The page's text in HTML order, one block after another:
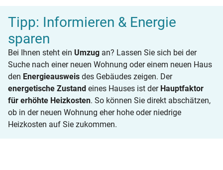
Tipp: Informieren & Energie
sparen
Bei Ihnen steht ein Umzug an? Lassen Sie sich bei der
Suche nach einer neuen Wohnung oder einem neuen Haus
den Energieausweis des Gebäudes zeigen. Der
energetische Zustand eines Hauses ist der Hauptfaktor
für erhöhte Heizkosten. So können Sie direkt abschätzen,
ob in der neuen Wohnung eher hohe oder niedrige
Heizkosten auf Sie zukommen.